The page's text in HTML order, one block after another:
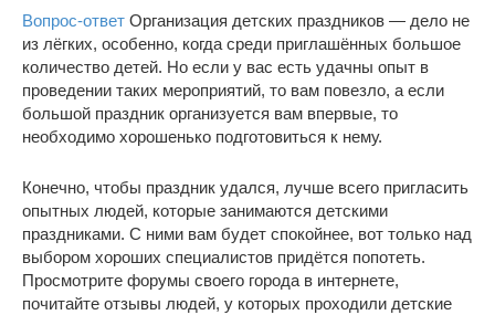
Вопрос-ответ Организация детских праздников — дело не
из лёгких, особенно, когда среди приглашённых большое
количество детей. Но если у вас есть удачны опыт в
проведении таких мероприятий, то вам повезло, а если
большой праздник организуется вам впервые, то
необходимо хорошенько подготовиться к нему.
Конечно, чтобы праздник удался, лучше всего пригласить
опытных людей, которые занимаются детскими
праздниками. С ними вам будет спокойнее, вот только над
выбором хороших специалистов придётся попотеть.
Просмотрите форумы своего города в интернете,
почитайте отзывы людей, у которых проходили детские